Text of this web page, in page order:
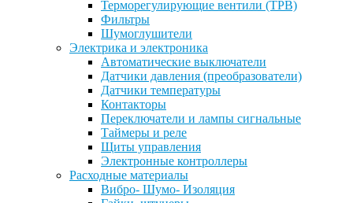
Терморегулирующие вентили (ТРВ)
Фильтры
Шумоглушители
Электрика и электроника
Автоматические выключатели
Датчики давления (преобразователи)
Датчики температуры
Контакторы
Переключатели и лампы сигнальные
Таймеры и реле
Щиты управления
Электронные контроллеры
Расходные материалы
Вибро- Шумо- Изоляция